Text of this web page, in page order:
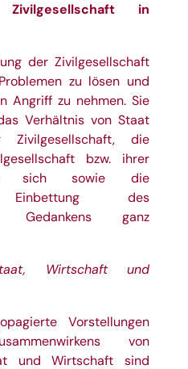
in
der Zivilgesellschaft
zu lösen und
Angriff zu nehmen. Sie
Verhältnis von Staat
die
bzw. ihrer
sich sowie die
Einbettung des
Gedankens ganz
Wirtschaft und
Vorstellungen
von
und Wirtschaft sind